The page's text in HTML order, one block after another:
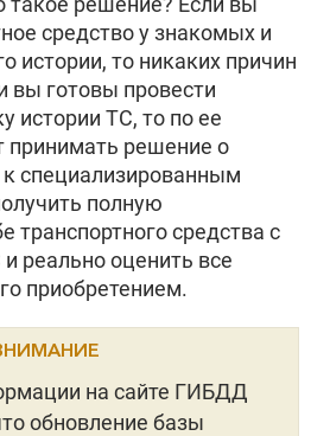
средство у знакомых и
истории, то никаких причин
вы готовы провести
истории ТС, то по ее
принимать решение о
специализированным
полную
транспортного средства с
реально оценить все
приобретением.
на сайте ГИБДД
обновление базы